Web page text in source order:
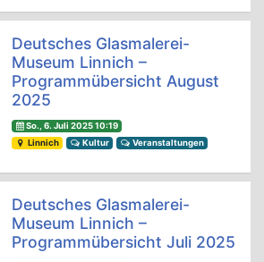
Deutsches Glasmalerei-
Museum Linnich –
Programmübersicht August
2025
So., 6. Juli 2025 10:19
Linnich
Kultur Veranstaltungen
Deutsches Glasmalerei-
Museum Linnich –
Programmübersicht Juli 2025